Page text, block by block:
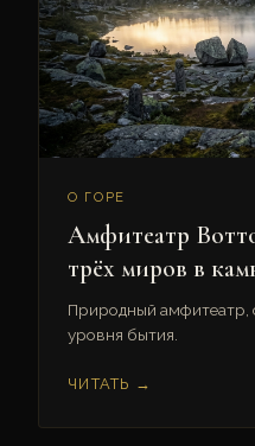
О ГОРЕ
Амфитеатр
трёх миров в
Природный амфитеатр,
уровня бытия.
ЧИТАТЬ →